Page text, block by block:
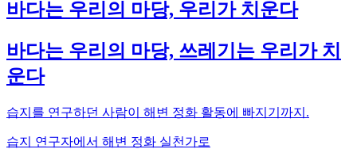
바다는 우리의 마당, 우리가 치운다
바다는 우리의 마당, 쓰레기는 우리가 치
운다
습지를 연구하던 사람이 해변 정화 활동에 빠지기까지.
습지 연구자에서 해변 정화 실천가로